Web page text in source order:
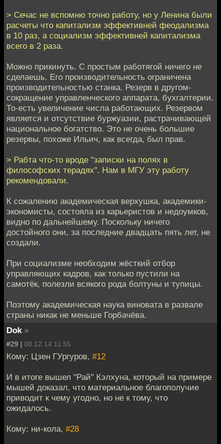
> Сечас не вспомню точно работу, но у Ленина были
расчеты что капитализм эффективней феодализма
в 10 раз, а социализм эффективней капитализма
всего в 2 раза.
Можно прикинуть. С простым работягой ничего не
сделаешь. Его производительность ограничена
производительностью станка. Резерв в другом-
сокращение управленческого аппарата, бухгалтерии.
То-есть увеличение числа работающих. Резервом
является и отсутствие буржуазии, растрачивающей
национальное богатство. Это не очень большие
резервы, похоже Ильич, как всегда, был прав.
> Рабта что-то вроде "записки на полях в
философских терадях". Нам в МГУ эту работу
рекомендовали.
К сожалению академическая верхушка, академики-
экономисты, состояла из карьеристов и недоумков,
видно по дальнейшему. Поскольку ничего
достойного они, за последние двадцать пять лет, не
создали.
При социализме необходим жёсткий отбор
управляющих кадров, как только пустили на
самотёк, полезли всякого рода болтуны и тупицы.
Поэтому академическая наука виновата в развале
страны никак не меньше Горбачёва.
Dok »
#29 | 08.12.14 11:55
Кому: Цзен ГУргуров, #12
И в итоге вышел "Рай" Кэлхуна, который на примере
мышей доказал, что материальное благополучие
приводит к чему угодно, но не к тому, что
ожидалось.
Кому: ни-кола, #28